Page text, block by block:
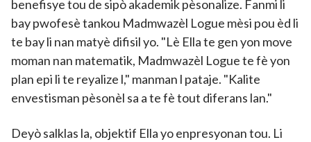
benefisye tou de sipò akademik pèsonalize. Fanmi li
bay pwofesè tankou Madmwazèl Logue mèsi pou èd li
te bay li nan matyè difisil yo. "Lè Ella te gen yon move
moman nan matematik, Madmwazèl Logue te fè yon
plan epi li te reyalize l," manman l pataje. "Kalite
envestisman pèsonèl sa a te fè tout diferans lan."
Deyò salklas la, objektif Ella yo enpresyonan tou. Li